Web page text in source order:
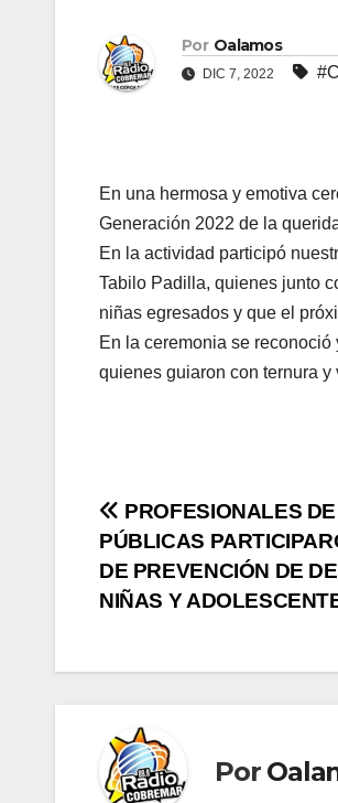
Por Oalamos
DIC 7, 2022
En una hermosa y emotiva
Generación 2022 de la
En la actividad participó
Tabilo Padilla, quienes junto
niñas egresados y que el
En la ceremonia se
quienes guiaron con ternura
Navegación
de
entradas
PROFESIONALES
PÚBLICAS
DE PREVENCIÓN DE
NIÑAS Y
Por